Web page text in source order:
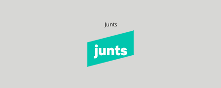
Junts